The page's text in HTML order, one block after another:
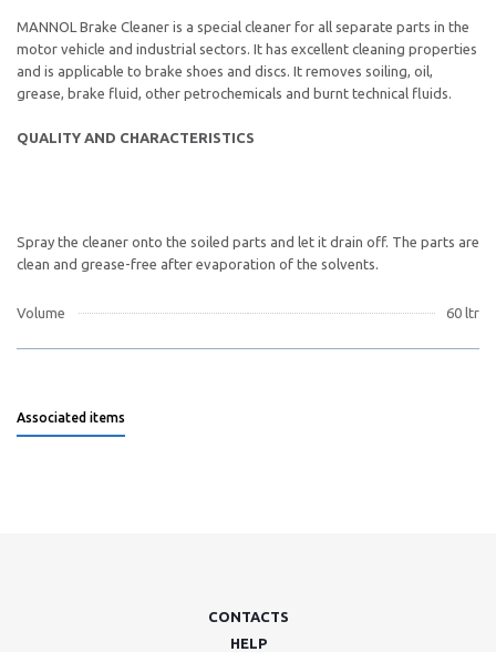
MANNOL Brake Cleaner is a special cleaner for all separate parts in the
motor vehicle and industrial sectors. It has excellent cleaning properties
and is applicable to brake shoes and discs. It removes soiling, oil,
grease, brake fluid, other petrochemicals and burnt technical fluids.
QUALITY AND CHARACTERISTICS
Spray the cleaner onto the soiled parts and let it drain off. The parts are
clean and grease-free after evaporation of the solvents.
Volume 60 ltr
Associated items
CONTACTS
HELP